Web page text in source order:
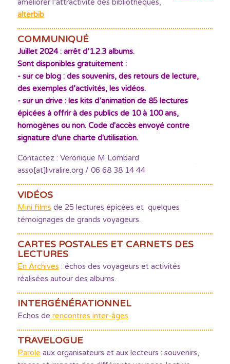
améliorer l’attractivité des bibliothèques,
alterbib
COMMUNIQUÉ
Juillet 2024 : arrêt d’1.2.3 albums.
Sont disponibles gratuitement :
- sur ce blog : des souvenirs, des retours de lecture,
des exemples d’activités, les vidéos.
- sur un drive : les kits d’animation de 85 lectures
épicées à offrir à des publics de 10 à 100 ans,
homogènes ou non. Code d'accès envoyé contre
signature d'une charte d'utilisation.
Contactez : Véronique M Lombard
asso[at]livralire.org / 06 68 38 14 44
VIDÉOS
Mini films de 25 lectures épicées et quelques
témoignages de grands voyageurs.
CARTES POSTALES ET CARNETS DES
LECTURES
En Archives : échos des voyageurs et activités
réalisées autour des albums.
INTERGÉNÉRATIONNEL
Echos de rencontres inter-âges
TRAVELOGUE
Parole aux organisateurs et aux lecteurs : souvenirs,